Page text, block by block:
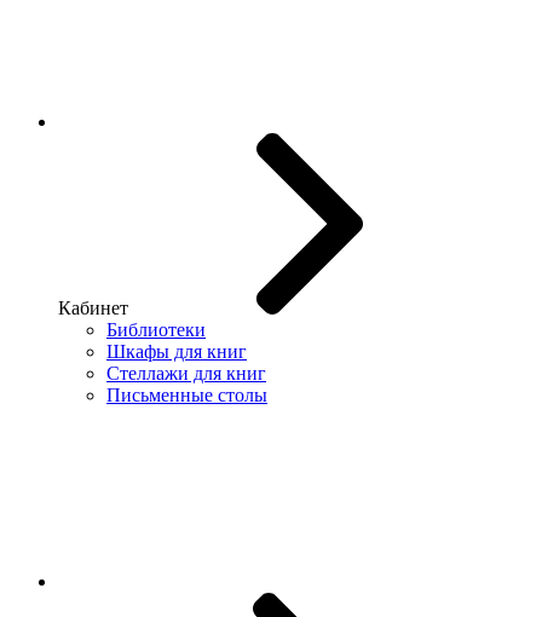
Кабинет
Библиотеки
Шкафы для книг
Стеллажи для книг
Письменные столы